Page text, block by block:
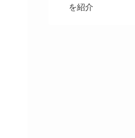
を紹介